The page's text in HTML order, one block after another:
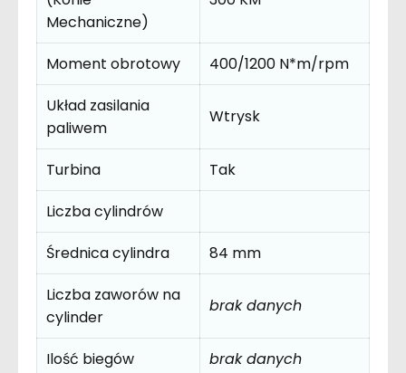
Mechaniczne)
Moment obrotowy
400/1200 N*m/rpm
Układ zasilania
paliwem
Wtrysk
Turbina
Tak
Liczba cylindrów
Średnica cylindra
84 mm
Liczba zaworów na
cylinder
brak danych
Ilość biegów
brak danych